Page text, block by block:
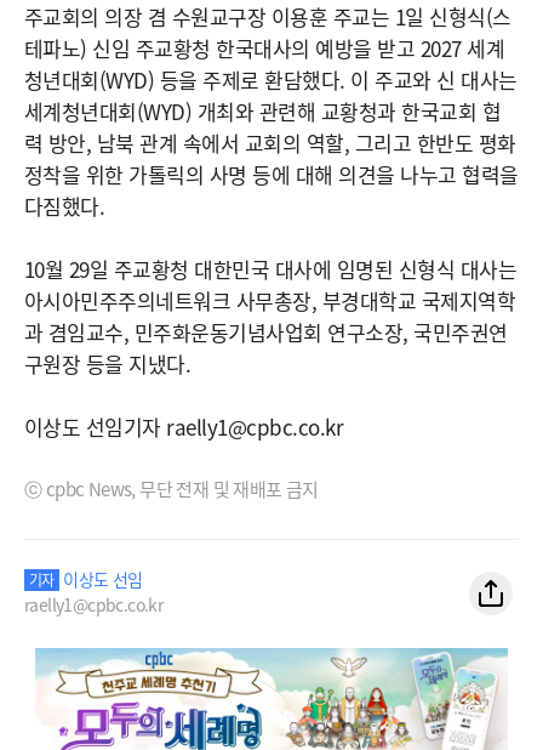
주교회의 의장 겸 수원교구장 이용훈 주교는 1일 신형식(스
테파노) 신임 주교황청 한국대사의 예방을 받고 2027 세계
청년대회(WYD) 등을 주제로 환담했다. 이 주교와 신 대사는
세계청년대회(WYD) 개최와 관련해 교황청과 한국교회 협
력 방안, 남북 관계 속에서 교회의 역할, 그리고 한반도 평화
정착을 위한 가톨릭의 사명 등에 대해 의견을 나누고 협력을
다짐했다.
10월 29일 주교황청 대한민국 대사에 임명된 신형식 대사는
아시아민주주의네트워크 사무총장, 부경대학교 국제지역학
과 겸임교수, 민주화운동기념사업회 연구소장, 국민주권연
구원장 등을 지냈다.
이상도 선임기자 raelly1@cpbc.co.kr
ⓒ cpbc News, 무단 전재 및 재배포 금지
기자 이상도 선임
raelly1@cpbc.co.kr